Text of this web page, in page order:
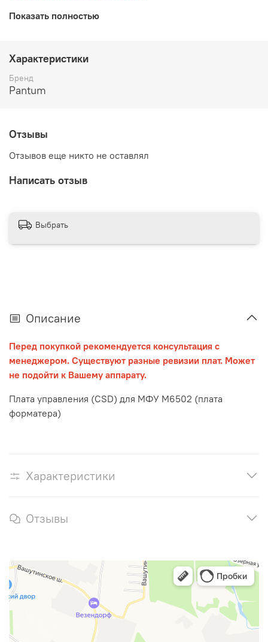
Плата управления (CSD) для МФУ M6502 (плата
Показать полностью
Характеристики
Бренд
Pantum
Отзывы
Отзывов еще никто не оставлял
Написать отзыв
Выбрать
Описание
Перед покупкой рекомендуется консультация с
менеджером. Существуют разные ревизии плат. Может
не подойти к Вашему аппарату.
Плата управления (CSD) для МФУ M6502 (плата
форматера)
Характеристики
Отзывы